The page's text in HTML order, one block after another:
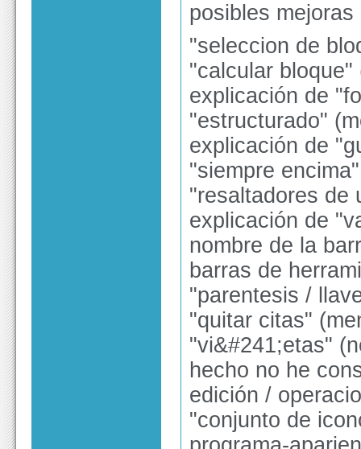
posibles
"seleccion de
"calcular bloque"
explicación de
"estructurado"
explicación de
"siempre
"resaltadores de
explicación de
nombre de la
barras de
"parentesis /
"quitar citas"
"vi&#241;etas"
hecho no he
edición /
"conjunto de